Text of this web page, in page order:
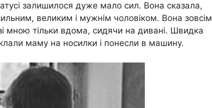
залишилося дуже мало сил. Вона сказала,
великим і мужнім чоловіком. Вона зовсім
мною тільки вдома, сидячи на дивані. Швидка
маму на носилки і понесли в машину.